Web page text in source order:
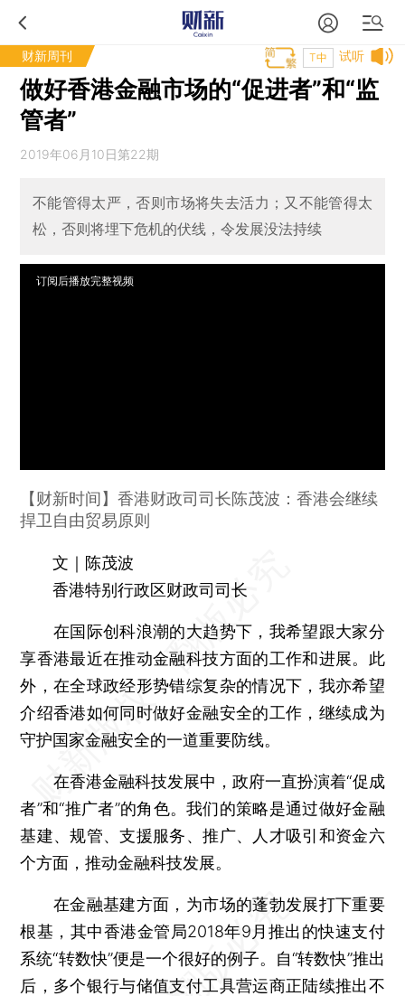
财新周刊 试听
T中
做好香港金融市场的“促进者”和“监
管者”
2019年06月10日第22期
不能管得太严，否则市场将失去活力；又不能管得太
松，否则将埋下危机的伏线，令发展没法持续
订阅后播放完整视频
【财新时间】香港财政司司长陈茂波：香港会继续
捍卫自由贸易原则
文｜陈茂波
香港特别行政区财政司司长
在国际创科浪潮的大趋势下，我希望跟大家分
享香港最近在推动金融科技方面的工作和进展。此
外，在全球政经形势错综复杂的情况下，我亦希望
介绍香港如何同时做好金融安全的工作，继续成为
守护国家金融安全的一道重要防线。
在香港金融科技发展中，政府一直扮演着“促成
者”和“推广者”的角色。我们的策略是通过做好金融
基建、规管、支援服务、推广、人才吸引和资金六
个方面，推动金融科技发展。
在金融基建方面，为市场的蓬勃发展打下重要
根基，其中香港金管局2018年9月推出的快速支付
系统“转数快”便是一个很好的例子。自“转数快”推出
后，多个银行与储值支付工具营运商正陆续推出不